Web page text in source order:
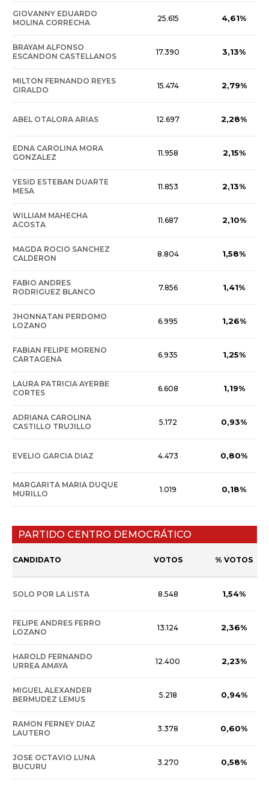
GIOVANNY EDUARDO
MOLINA CORRECHA
25.615 4,61%
BRAYAM ALFONSO
ESCANDON CASTELLANOS
17.390 3,13%
MILTON FERNANDO REYES
GIRALDO
15.474 2,79%
ABEL OTALORA ARIAS 12.697 2,28%
EDNA CAROLINA MORA
GONZALEZ
11.958 2,15%
YESID ESTEBAN DUARTE
MESA
11.853 2,13%
WILLIAM MAHECHA
ACOSTA
11.687 2,10%
MAGDA ROCIO SANCHEZ
CALDERON
8.804 1,58%
FABIO ANDRES
RODRIGUEZ BLANCO
7.856 1,41%
JHONNATAN PERDOMO
LOZANO
6.995 1,26%
FABIAN FELIPE MORENO
CARTAGENA
6.935 1,25%
LAURA PATRICIA AYERBE
CORTES
6.608 1,19%
ADRIANA CAROLINA
CASTILLO TRUJILLO
5.172 0,93%
EVELIO GARCIA DIAZ 4.473 0,80%
MARGARITA MARIA DUQUE
MURILLO
1.019 0,18%
PARTIDO CENTRO DEMOCRÁTICO
CANDIDATO VOTOS % VOTOS
SOLO POR LA LISTA 8.548 1,54%
FELIPE ANDRES FERRO
LOZANO
13.124 2,36%
HAROLD FERNANDO
URREA AMAYA
12.400 2,23%
MIGUEL ALEXANDER
BERMUDEZ LEMUS
5.218 0,94%
RAMON FERNEY DIAZ
LAUTERO
3.378 0,60%
JOSE OCTAVIO LUNA
BUCURU
3.270 0,58%